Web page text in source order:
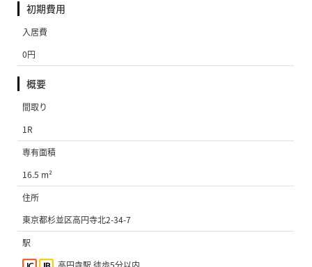
初期費用
入居費
0円
概要
間取り
1R
専有面積
16.5 m²
住所
東京都杉並区高円寺北2-34-7
駅